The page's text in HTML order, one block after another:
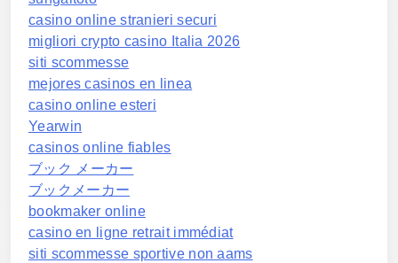
casino online stranieri securi
migliori crypto casino Italia 2026
siti scommesse
mejores casinos en linea
casino online esteri
Yearwin
casinos online fiables
ブック メーカー
ブックメーカー
bookmaker online
casino en ligne retrait immédiat
siti scommesse sportive non aams